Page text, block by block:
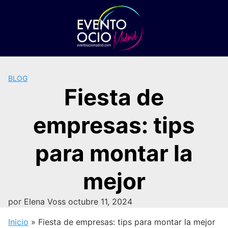
BLOG
Fiesta de
empresas: tips
para montar la
mejor
por Elena Voss octubre 11, 2024
Inicio » Fiesta de empresas: tips para montar la mejor